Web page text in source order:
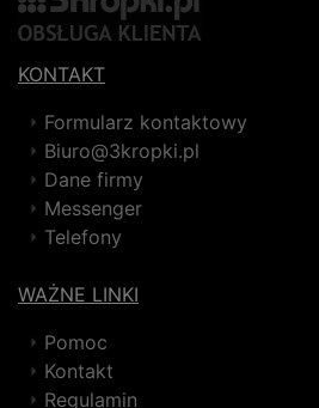
KONTAKT
Formularz kontaktowy
Biuro@3kropki.pl
Dane firmy
Messenger
Telefony
WAŻNE LINKI
Pomoc
Kontakt
Regulamin